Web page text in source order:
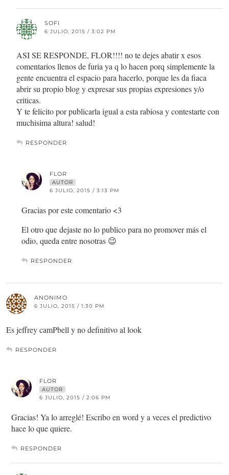
SOFI
6 JULIO, 2015 / 3:02 PM
ASI SE RESPONDE, FLOR!!!! no te dejes abatir x esos
comentarios llenos de furia ya q lo hacen porq simplemente la
gente encuentra el espacio para hacerlo, porque les da fiaca
abrir su propio blog y expresar sus propias expresiones y/o
criticas.
Y te felicito por publicarla igual a esta rabiosa y contestarte con
muchisima altura! salud!
RESPONDER
FLOR
AUTOR
6 JULIO, 2015 / 3:13 PM
Gracias por este comentario <3
El otro que dejaste no lo publico para no promover más el
odio, queda entre nosotras 😉
RESPONDER
ANONIMO
6 JULIO, 2015 / 1:30 PM
Es jeffrey camPbell y no definitivo al look
RESPONDER
FLOR
AUTOR
6 JULIO, 2015 / 2:06 PM
Gracias! Ya lo arreglé! Escribo en word y a veces el predictivo
hace lo que quiere.
RESPONDER